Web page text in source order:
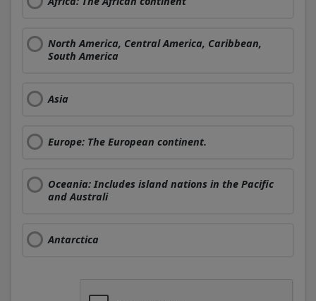
North America, Central America, Caribbean,
South America
Asia
Europe: The European continent.
Oceania: Includes island nations in the Pacific
and Australi
Antarctica